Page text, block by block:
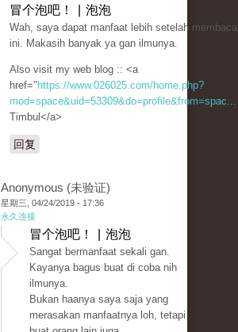
冒个泡吧！ | 泡泡
Wah, saya dapat manfaat lebih setelah
ini. Makasih banyak ya gan ilmunya.
Also visit my web blog :: <a
href=" https://www.026025.com/home.php?
mod=space&uid=53309&do=profile&from=spac...
Timbul</a>
回复
Anonymous (未验证)
星期三, 04/24/2019 - 17:36
永久连接
冒个泡吧！ | 泡泡
Sangat bermanfaat sekali gan.
Kayanya bagus buat di coba nih
ilmunya.
Bukan haanya saya saja yang
merasakan manfaatnya loh, tetapi